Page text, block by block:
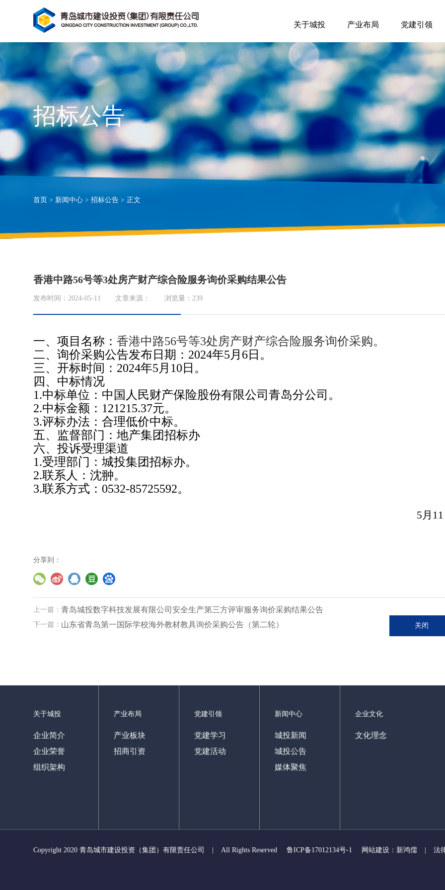
关于城投 产业布局 党建引领
招标公告
首页 > 新闻中心 >招标公告 > 正文
香港中路56号等3处房产财产综合险服务询价采购结果公告
发布时间：2024-05-11 文章来源： 浏览量：239
一、项目名称：香港中路56号等3处房产财产综合险服务询价采购。
二、询价采购公告发布日期： 2024年5 月 6日。
三、开标时间： 2024年5 月 10 日。
四、中标情况
1.中标单位：中国人民财产保险股份有限公司青岛分公司。
2.中标金额： 121215.37元。
3.评标办法：合理低价中标。
五、监督部门：地产集团招标办
六、投诉受理渠道
1.受理部门：城投集团招标办。
2.联系人：沈翀。
3.联系方式： 0532-85725592。
5月 11
分享到：
上一篇：青岛城投数字科技发展有限公司安全生产第三方评审服务询价采购结果公告
下一篇： 山东省青岛第一国际学校海外教材教具询价采购公告（第二轮） 关闭
关于城投
企业简介
企业荣誉
组织架构
产业布局
产业板块
招商引资
党建引领
党建学习
党建活动
新闻中心
城投新闻
城投公告
媒体聚焦
企业文化
文化理念
Copyright 2020 青岛城市建设投资（集团）有限责任公司 All Rights Reserved 鲁ICP备17012134号-1 网站建设：新鸿儒 法